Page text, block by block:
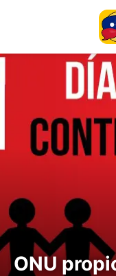
ONU